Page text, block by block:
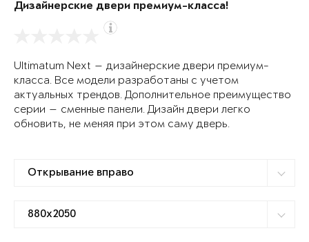
Дизайнерские двери премиум-класса!
Ultimatum Next — дизайнерские двери премиум-
класса. Все модели разработаны с учетом
актуальных трендов. Дополнительное преимущество
серии — сменные панели. Дизайн двери легко
обновить, не меняя при этом саму дверь.